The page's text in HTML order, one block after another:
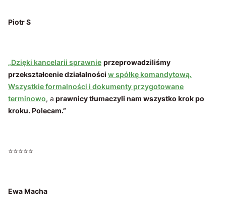
Piotr S
„Dzięki kancelarii sprawnie przeprowadziliśmy
przekształcenie działalności w spółkę komandytową.
Wszystkie formalności i dokumenty przygotowane
terminowo, a prawnicy tłumaczyli nam wszystko krok po
kroku. Polecam.”
⭐⭐⭐⭐⭐
Ewa Macha